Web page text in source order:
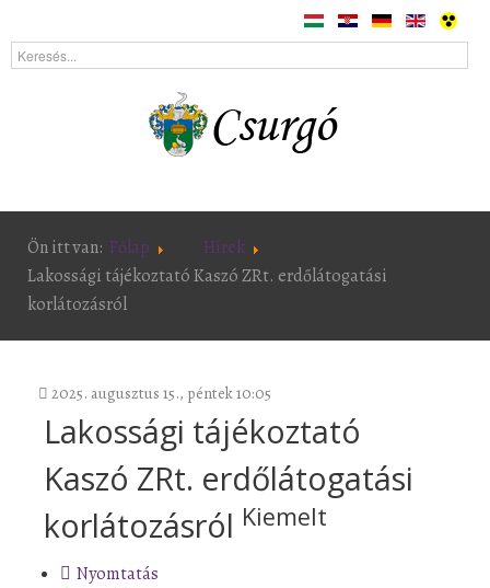
Ön itt van: Főlap
Hírek
Lakossági tájékoztató Kaszó ZRt. erdőlátogatási
korlátozásról
2025. augusztus 15., péntek 10:05
Lakossági tájékoztató
Kaszó ZRt. erdőlátogatási
korlátozásról Kiemelt
Nyomtatás